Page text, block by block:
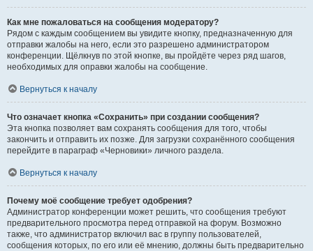
Как мне пожаловаться на сообщения модератору?
Рядом с каждым сообщением вы увидите кнопку, предназначенную для
отправки жалобы на него, если это разрешено администратором
конференции. Щёлкнув по этой кнопке, вы пройдёте через ряд шагов,
необходимых для оправки жалобы на сообщение.
Вернуться к началу
Что означает кнопка «Сохранить» при создании сообщения?
Эта кнопка позволяет вам сохранять сообщения для того, чтобы
закончить и отправить их позже. Для загрузки сохранённого сообщения
перейдите в параграф «Черновики» личного раздела.
Вернуться к началу
Почему моё сообщение требует одобрения?
Администратор конференции может решить, что сообщения требуют
предварительного просмотра перед отправкой на форум. Возможно
также, что администратор включил вас в группу пользователей,
сообщения которых, по его или её мнению, должны быть предварительно